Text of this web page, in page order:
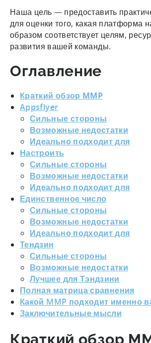
Наша цель — предоставить
для оценки того, какая платформа
образом соответствует целям,
развития вашей команды.
Оглавление
Краткий обзор MMP
Appsflyer
Сильные стороны
Возможные недостатки
Идеально подходит для
Настроить
Сильные стороны
Возможные недостатки
Идеально подходит для
Единственное число
Сильные стороны
Возможные недостатки
Идеально подходит для
Тендзин
Сильные стороны
Возможные недостатки
Лучшее для Тэндзини
Полная матрица сравнения
Какой MMP подходит именно
Заключительные мысли
Краткий обзор